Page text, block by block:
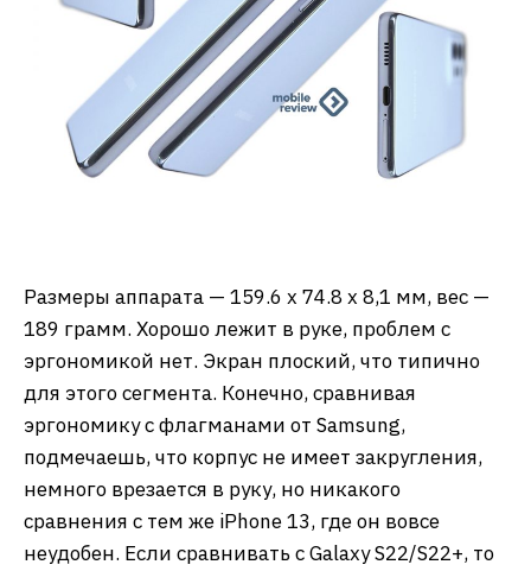
Размеры аппарата — 159.6 x 74.8 x 8,1 мм, вес —
189 грамм. Хорошо лежит в руке, проблем с
эргономикой нет. Экран плоский, что типично
для этого сегмента. Конечно, сравнивая
эргономику с флагманами от Samsung,
подмечаешь, что корпус не имеет закругления,
немного врезается в руку, но никакого
сравнения с тем же iPhone 13, где он вовсе
неудобен. Если сравнивать с Galaxy S22/S22+, то